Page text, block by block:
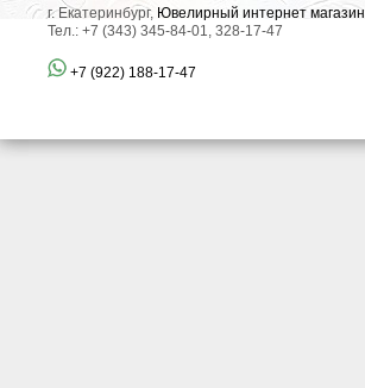
г. Екатеринбург, Ювелирный интернет магазин
Тел.: +7 (343) 345-84-01, 328-17-47
+7 (922) 188-17-47